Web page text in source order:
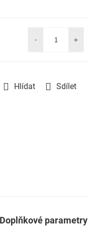
Hlídat Sdílet
Doplňkové parametry